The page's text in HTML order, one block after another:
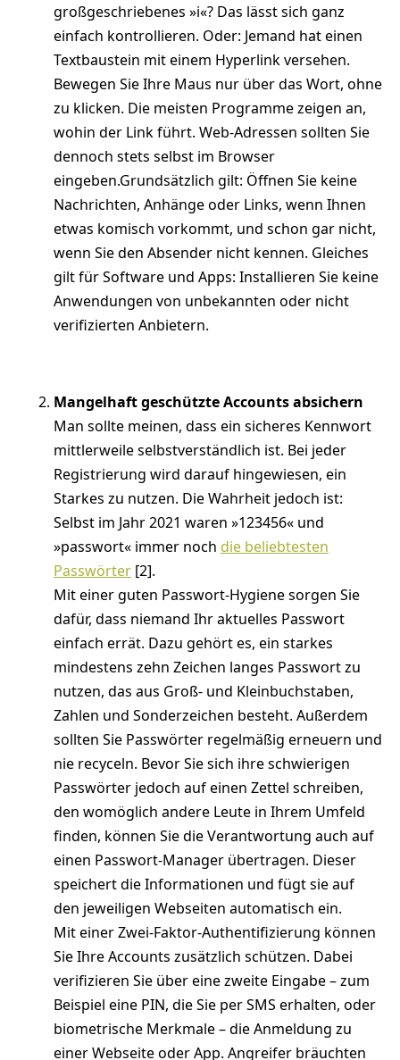
großgeschriebenes »i«? Das lässt sich ganz
einfach kontrollieren. Oder: Jemand hat einen
Textbaustein mit einem Hyperlink versehen.
Bewegen Sie Ihre Maus nur über das Wort, ohne
zu klicken. Die meisten Programme zeigen an,
wohin der Link führt. Web-Adressen sollten Sie
dennoch stets selbst im Browser
eingeben.Grundsätzlich gilt: Öffnen Sie keine
Nachrichten, Anhänge oder Links, wenn Ihnen
etwas komisch vorkommt, und schon gar nicht,
wenn Sie den Absender nicht kennen. Gleiches
gilt für Software und Apps: Installieren Sie keine
Anwendungen von unbekannten oder nicht
verifizierten Anbietern.
Mangelhaft geschützte Accounts absichern
Man sollte meinen, dass ein sicheres Kennwort
mittlerweile selbstverständlich ist. Bei jeder
Registrierung wird darauf hingewiesen, ein
Starkes zu nutzen. Die Wahrheit jedoch ist:
Selbst im Jahr 2021 waren »123456« und
»passwort« immer noch die beliebtesten
Passwörter [2].
Mit einer guten Passwort-Hygiene sorgen Sie
dafür, dass niemand Ihr aktuelles Passwort
einfach errät. Dazu gehört es, ein starkes
mindestens zehn Zeichen langes Passwort zu
nutzen, das aus Groß- und Kleinbuchstaben,
Zahlen und Sonderzeichen besteht. Außerdem
sollten Sie Passwörter regelmäßig erneuern und
nie recyceln. Bevor Sie sich ihre schwierigen
Passwörter jedoch auf einen Zettel schreiben,
den womöglich andere Leute in Ihrem Umfeld
finden, können Sie die Verantwortung auch auf
einen Passwort-Manager übertragen. Dieser
speichert die Informationen und fügt sie auf
den jeweiligen Webseiten automatisch ein.
Mit einer Zwei-Faktor-Authentifizierung können
Sie Ihre Accounts zusätzlich schützen. Dabei
verifizieren Sie über eine zweite Eingabe – zum
Beispiel eine PIN, die Sie per SMS erhalten, oder
biometrische Merkmale – die Anmeldung zu
einer Webseite oder App. Angreifer bräuchten